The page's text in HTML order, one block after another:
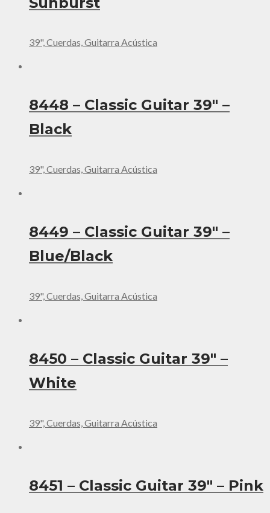
39", Cuerdas, Guitarra Acústica
8448 – Classic Guitar 39″ –
Black
39", Cuerdas, Guitarra Acústica
8449 – Classic Guitar 39″ –
Blue/Black
39", Cuerdas, Guitarra Acústica
8450 – Classic Guitar 39″ –
White
39", Cuerdas, Guitarra Acústica
8451 – Classic Guitar 39″ – Pink